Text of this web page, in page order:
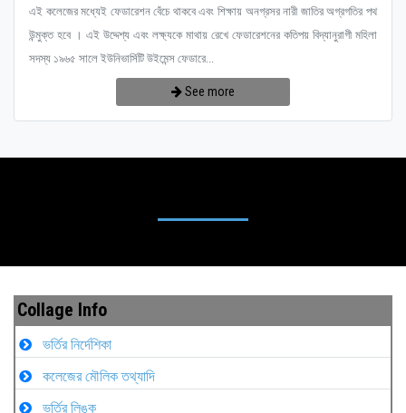
এই কলেজের মধ্যেই ফেডারেশন বেঁচে থাকবে এবং শিক্ষায় অনগ্রসর নারী জাতির অগ্রগতির পথ
উন্মুক্ত হবে । এই উদ্দেশ্য এবং লক্ষ্যকে মাথায় রেখে ফেডারেশনের কতিপয় বিদ্যানুরাগী মহিলা
সদস্য ১৯৬৫ সালে ইউনিভার্সিটি উইমেন্স ফেডারে...
See more
Collage Info
ভর্তির নির্দেশিকা
কলেজের মৌলিক তথ্যাদি
ভর্তির লিঙ্ক